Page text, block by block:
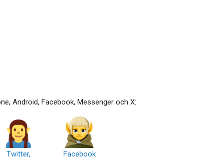
Android, Facebook, Messenger och X:
Twitter,
Facebook